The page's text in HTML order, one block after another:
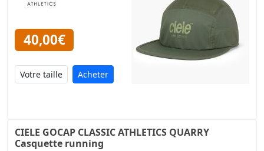
40,00€
Acheter
CIELE GOCAP CLASSIC ATHLETICS QUARRY
Casquette running